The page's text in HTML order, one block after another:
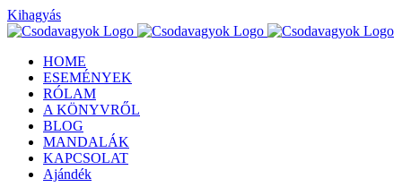
Kihagyás
HOME
ESEMÉNYEK
RÓLAM
A KÖNYVRŐL
BLOG
MANDALÁK
KAPCSOLAT
Ajándék